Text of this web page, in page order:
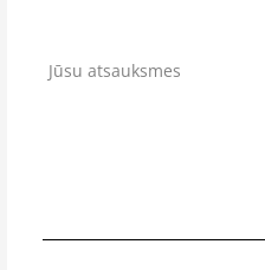
Jūsu atsauksmes